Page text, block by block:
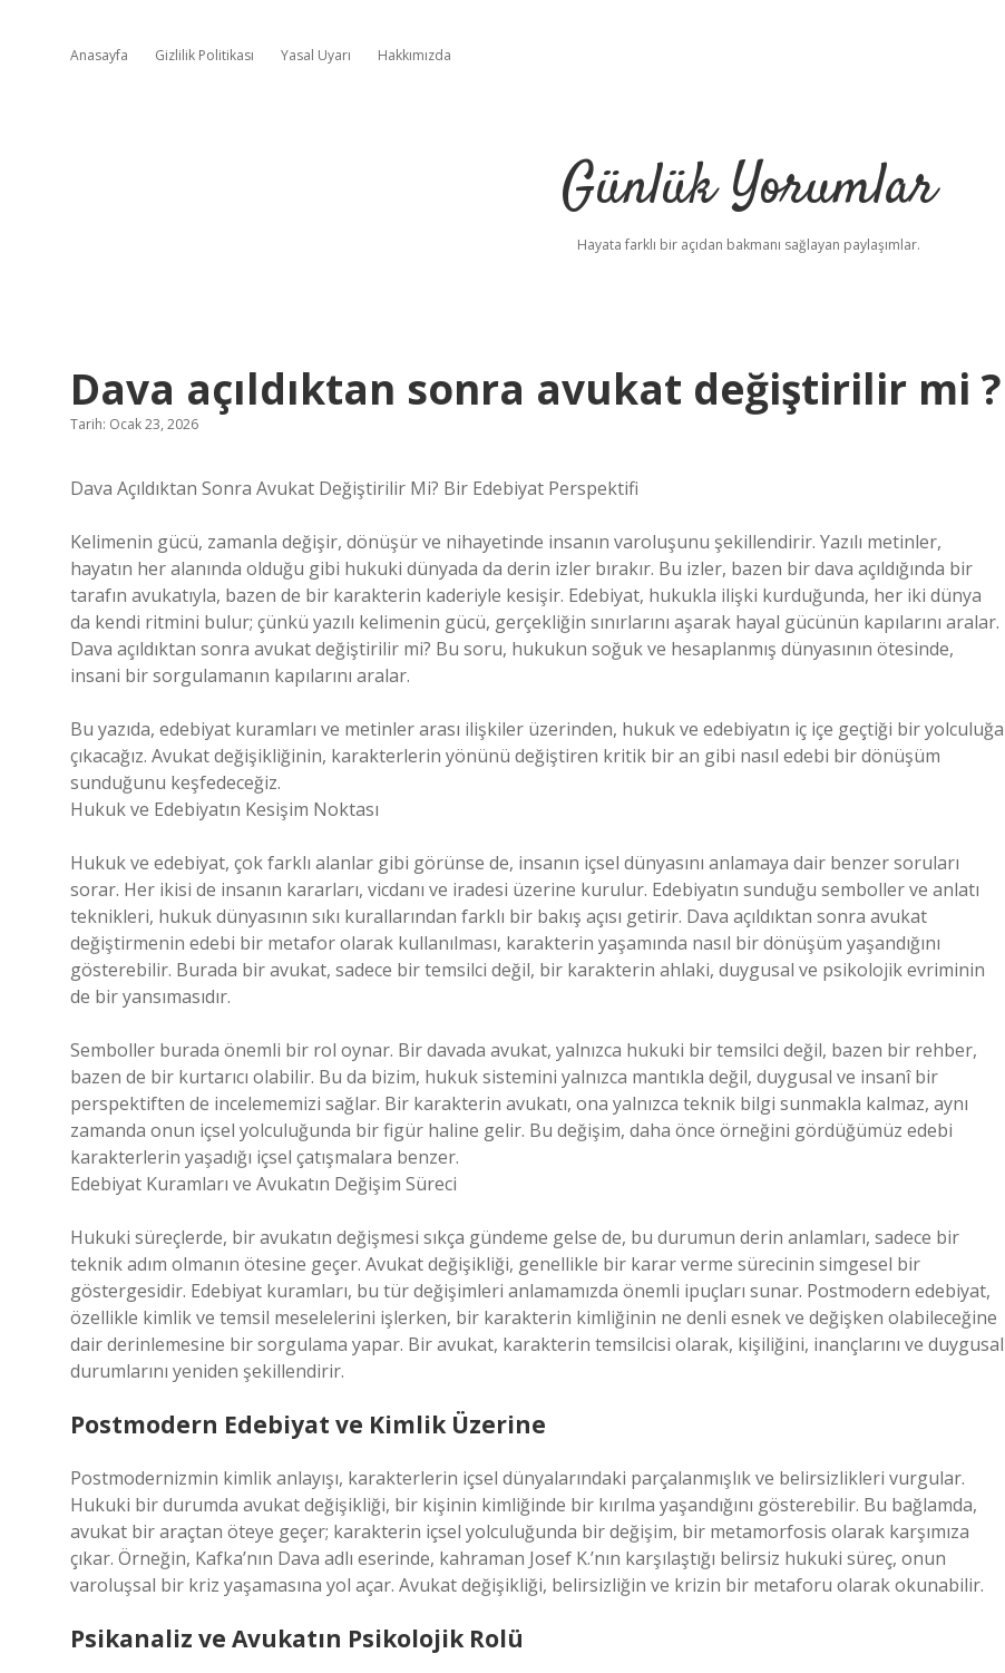
Anasayfa Gizlilik Politikası Yasal Uyarı Hakkımızda
Günlük Yorumlar
Hayata farklı bir açıdan bakmanı sağlayan paylaşımlar.
Dava açıldıktan sonra avukat değiştirilir mi ?
Tarih: Ocak 23, 2026
Dava Açıldıktan Sonra Avukat Değiştirilir Mi? Bir Edebiyat Perspektifi
Kelimenin gücü, zamanla değişir, dönüşür ve nihayetinde insanın varoluşunu şekillendirir. Yazılı metinler,
hayatın her alanında olduğu gibi hukuki dünyada da derin izler bırakır. Bu izler, bazen bir dava açıldığında bir
tarafın avukatıyla, bazen de bir karakterin kaderiyle kesişir. Edebiyat, hukukla ilişki kurduğunda, her iki dünya
da kendi ritmini bulur; çünkü yazılı kelimenin gücü, gerçekliğin sınırlarını aşarak hayal gücünün kapılarını aralar.
Dava açıldıktan sonra avukat değiştirilir mi? Bu soru, hukukun soğuk ve hesaplanmış dünyasının ötesinde,
insani bir sorgulamanın kapılarını aralar.
Bu yazıda, edebiyat kuramları ve metinler arası ilişkiler üzerinden, hukuk ve edebiyatın iç içe geçtiği bir yolculuğa
çıkacağız. Avukat değişikliğinin, karakterlerin yönünü değiştiren kritik bir an gibi nasıl edebi bir dönüşüm
sunduğunu keşfedeceğiz.
Hukuk ve Edebiyatın Kesişim Noktası
Hukuk ve edebiyat, çok farklı alanlar gibi görünse de, insanın içsel dünyasını anlamaya dair benzer soruları
sorar. Her ikisi de insanın kararları, vicdanı ve iradesi üzerine kurulur. Edebiyatın sunduğu semboller ve anlatı
teknikleri, hukuk dünyasının sıkı kurallarından farklı bir bakış açısı getirir. Dava açıldıktan sonra avukat
değiştirmenin edebi bir metafor olarak kullanılması, karakterin yaşamında nasıl bir dönüşüm yaşandığını
gösterebilir. Burada bir avukat, sadece bir temsilci değil, bir karakterin ahlaki, duygusal ve psikolojik evriminin
de bir yansımasıdır.
Semboller burada önemli bir rol oynar. Bir davada avukat, yalnızca hukuki bir temsilci değil, bazen bir rehber,
bazen de bir kurtarıcı olabilir. Bu da bizim, hukuk sistemini yalnızca mantıkla değil, duygusal ve insanî bir
perspektiften de incelememizi sağlar. Bir karakterin avukatı, ona yalnızca teknik bilgi sunmakla kalmaz, aynı
zamanda onun içsel yolculuğunda bir figür haline gelir. Bu değişim, daha önce örneğini gördüğümüz edebi
karakterlerin yaşadığı içsel çatışmalara benzer.
Edebiyat Kuramları ve Avukatın Değişim Süreci
Hukuki süreçlerde, bir avukatın değişmesi sıkça gündeme gelse de, bu durumun derin anlamları, sadece bir
teknik adım olmanın ötesine geçer. Avukat değişikliği, genellikle bir karar verme sürecinin simgesel bir
göstergesidir. Edebiyat kuramları, bu tür değişimleri anlamamızda önemli ipuçları sunar. Postmodern edebiyat,
özellikle kimlik ve temsil meselelerini işlerken, bir karakterin kimliğinin ne denli esnek ve değişken olabileceğine
dair derinlemesine bir sorgulama yapar. Bir avukat, karakterin temsilcisi olarak, kişiliğini, inançlarını ve duygusal
durumlarını yeniden şekillendirir.
Postmodern Edebiyat ve Kimlik Üzerine
Postmodernizmin kimlik anlayışı, karakterlerin içsel dünyalarındaki parçalanmışlık ve belirsizlikleri vurgular.
Hukuki bir durumda avukat değişikliği, bir kişinin kimliğinde bir kırılma yaşandığını gösterebilir. Bu bağlamda,
avukat bir araçtan öteye geçer; karakterin içsel yolculuğunda bir değişim, bir metamorfosis olarak karşımıza
çıkar. Örneğin, Kafka’nın Dava adlı eserinde, kahraman Josef K.’nın karşılaştığı belirsiz hukuki süreç, onun
varoluşsal bir kriz yaşamasına yol açar. Avukat değişikliği, belirsizliğin ve krizin bir metaforu olarak okunabilir.
Psikanaliz ve Avukatın Psikolojik Rolü